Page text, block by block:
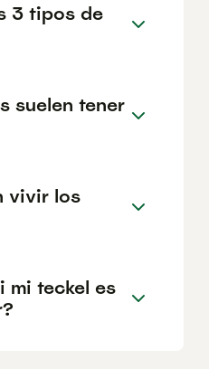
3 tipos de
suelen tener
vivir los
mi teckel es